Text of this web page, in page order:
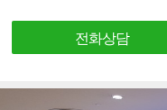
전화상담